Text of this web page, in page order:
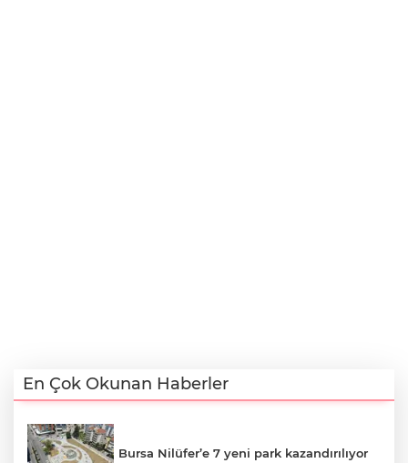
En Çok Okunan Haberler
Bursa Nilüfer’e 7 yeni park kazandırılıyor